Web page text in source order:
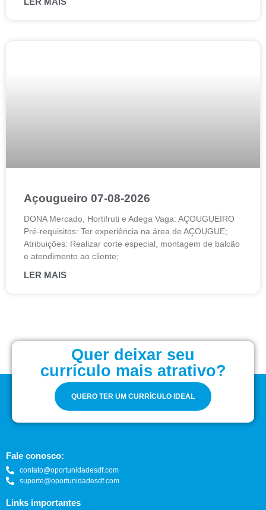
Açougueiro 07-08-2026
DONA Mercado, Hortifruti e Adega Vaga: AÇOUGUEIRO
Pré-requisitos: Ter experiência na área de AÇOUGUE;
Atribuições: Realizar corte especial, montagem de balcão
e atendimento ao cliente;
LER MAIS
Quer deixar seu
currículo mais atrativo?
QUERO TER UM CURRÍCULO IDEAL
Fale conosco:
contato@oportunidadesdf.com
suporte@oportunidadesdf.com
Links importantes